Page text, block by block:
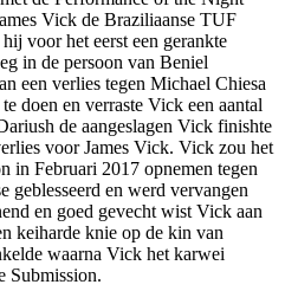
Vick de Braziliaanse TUF
voor het eerst een gerankte
in de persoon van Beniel
een verlies tegen Michael Chiesa
doen en verraste Vick een aantal
de aangeslagen Vick finishte
voor James Vick. Vick zou het
in Februari 2017 opnemen tegen
geblesseerd en werd vervangen
en goed gevecht wist Vick aan
keiharde knie op de kin van
waarna Vick het karwei
Submission.